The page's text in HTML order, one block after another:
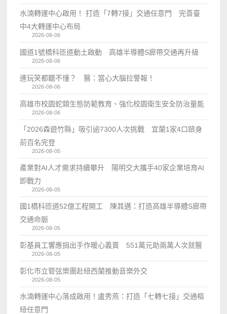
水湳轉運中心啟用！ 打造「7轉7接」交通任意門 完善臺
中4大轉運中心布局
2026-08-06
國道1號橋科匝道動土啟動 高雄半導體S廊帶交通再升級
2026-08-06
連玩笑都聽不懂？ 醫：當心大腦拉警報！
2026-08-06
高雄市校園蛇類生態防範教育、強化校園衛生安全防治量能
2026-08-06
「2026森遊竹縣」吸引逾7300人次挑戰 宜蘭1家4口躋身
前百名完登
2026-08-05
產業對AI人才需求持續攀升 陽明交大攜手40家企業培育AI
即戰力
2026-08-05
國1橋科匝道52億工程開工 陳其邁：打造高雄半導體S廊帶
交通命脈
2026-08-05
彰基員工響應捐出手作暖心義賣 551萬元助兩萬人次就醫
2026-08-05
彰化市立管弦樂團赴紐西蘭推動音樂外交
2026-08-05
水湳轉運中心落成啟用！盧秀燕：打造「七轉七接」交通樞
紐任意門